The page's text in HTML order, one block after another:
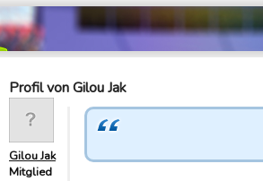
Profil von Gilou Jak
Gilou Jak
Mitglied